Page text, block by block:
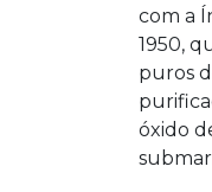
com a
1950,
puros
óxido